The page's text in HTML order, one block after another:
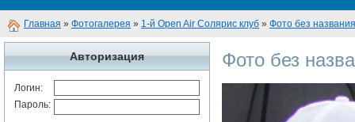
Главная » Фотогалерея » 1-й Open Air Солярис клуб » Фото без названия
Авторизация
Логин:
Пароль:
Фото без